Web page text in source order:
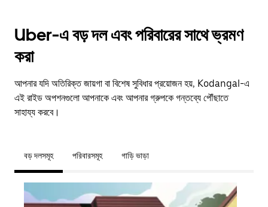
Uber-এ বড় দল এবং পরিবারের সাথে ভ্রমণ
করা
আপনার যদি অতিরিক্ত জায়গা বা বিশেষ সুবিধার প্রয়োজন হয়, Kodangal-এ
এই রাইড অপশনগুলো আপনাকে এবং আপনার গ্রুপকে গন্তব্যে পৌঁছাতে
সাহায্য করবে।
বড় দলসমূহ পরিবারসমূহ গাড়ি ভাড়া